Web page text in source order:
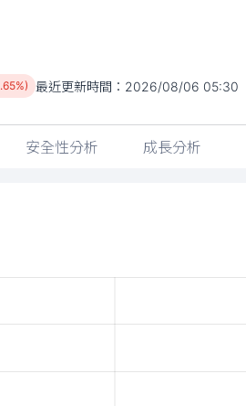
最近更新時間： 2026/08/06 05:30
安全性分析 成長分析